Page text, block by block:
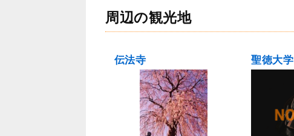
周辺の観光地
伝法寺 聖徳大学